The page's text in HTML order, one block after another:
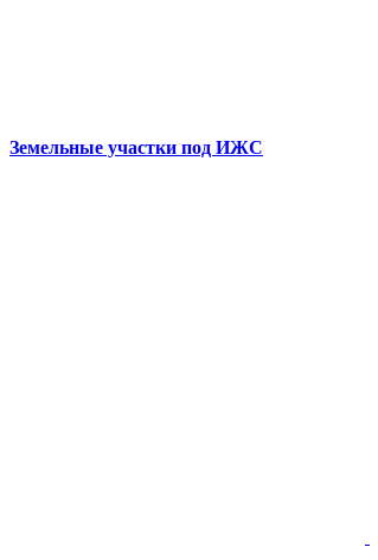
Земельные участки под ИЖС